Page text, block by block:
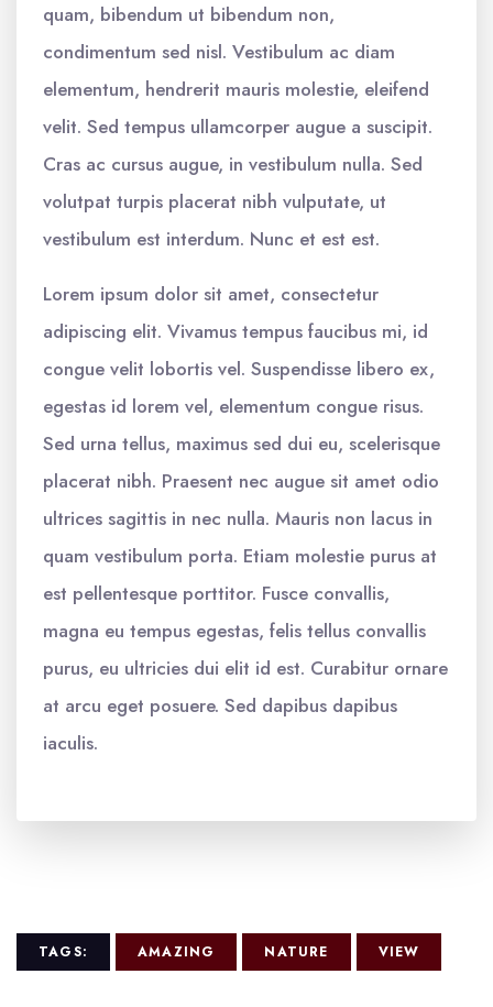
quam, bibendum ut bibendum non,
condimentum sed nisl. Vestibulum ac diam
elementum, hendrerit mauris molestie, eleifend
velit. Sed tempus ullamcorper augue a suscipit.
Cras ac cursus augue, in vestibulum nulla. Sed
volutpat turpis placerat nibh vulputate, ut
vestibulum est interdum. Nunc et est est.
Lorem ipsum dolor sit amet, consectetur
adipiscing elit. Vivamus tempus faucibus mi, id
congue velit lobortis vel. Suspendisse libero ex,
egestas id lorem vel, elementum congue risus.
Sed urna tellus, maximus sed dui eu, scelerisque
placerat nibh. Praesent nec augue sit amet odio
ultrices sagittis in nec nulla. Mauris non lacus in
quam vestibulum porta. Etiam molestie purus at
est pellentesque porttitor. Fusce convallis,
magna eu tempus egestas, felis tellus convallis
purus, eu ultricies dui elit id est. Curabitur ornare
at arcu eget posuere. Sed dapibus dapibus
iaculis.
TAGS: AMAZING NATURE VIEW